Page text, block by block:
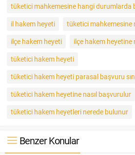
tüketici mahkemesine hangi durumlarda
il hakem heyeti
tüketici mahkemesine
ilçe hakem heyeti
ilçe hakem heyetine
tüketici hakem heyeti
tüketici hakem heyeti parasal başvuru
tüketici hakem heyetine nasıl başvurulur
tüketici hakem heyetleri nerede bulunur
Benzer Konular